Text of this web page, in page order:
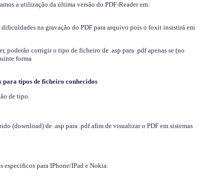
a utilização da última versão do PDF-Reader em:
dificuldades na gravação do PDF para arquivo pois o foxit insistirá em
poderão corrigir o tipo de ficheiro de .asp para .pdf apenas se (no
forma
para tipos de ficheiro conhecidos
de tipo.
(download) de .asp para .pdf afim de visualizar o PDF em sistemas
especificos para IPhone/IPad e Nokia.